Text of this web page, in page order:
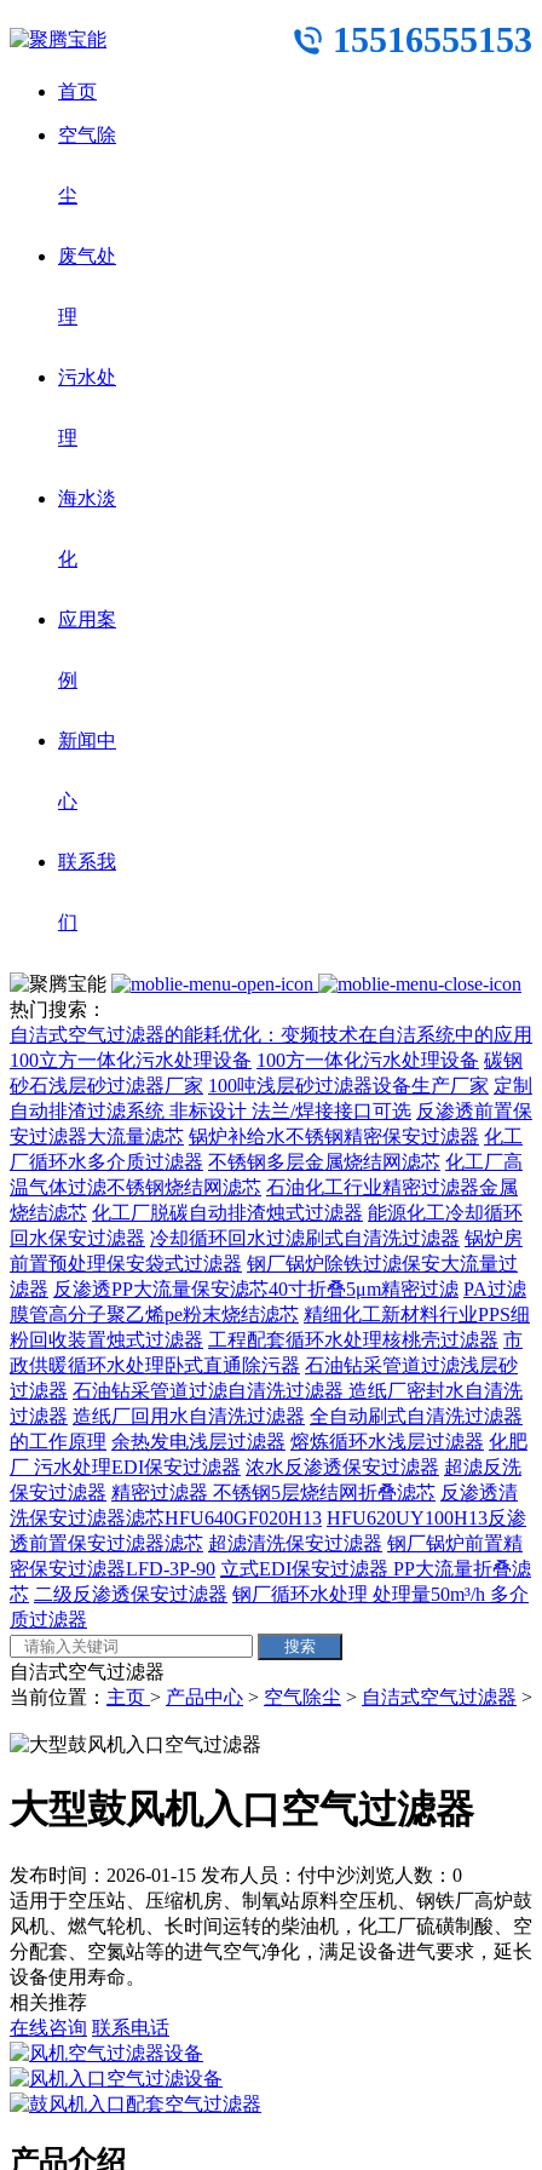
15516555153
首页
空气除
尘
废气处
理
污水处
理
海水淡
化
应用案
例
新闻中
心
联系我
们
热门搜索：
自洁式空气过滤器的能耗优化：变频技术在自洁系统中的应用
100立方一体化污水处理设备 100方一体化污水处理设备 碳钢
砂石浅层砂过滤器厂家 100吨浅层砂过滤器设备生产厂家 定制
自动排渣过滤系统 非标设计 法兰/焊接接口可选‌ 反渗透前置保
安过滤器大流量滤芯 锅炉补给水不锈钢精密保安过滤器 化工
厂循环水多介质过滤器 不锈钢多层金属烧结网滤芯 化工厂高
温气体过滤不锈钢烧结网滤芯 石油化工行业精密过滤器金属
烧结滤芯 化工厂脱碳自动排渣烛式过滤器 能源化工冷却循环
回水保安过滤器 冷却循环回水过滤刷式自清洗过滤器 锅炉房
前置预处理保安袋式过滤器 钢厂锅炉除铁过滤保安大流量过
滤器 反渗透PP大流量保安滤芯40寸折叠5μm精密过滤 PA过滤
膜管高分子聚乙烯pe粉末烧结滤芯 精细化工新材料行业PPS细
粉回收装置烛式过滤器 工程配套循环水处理核桃壳过滤器 市
政供暖循环水处理卧式直通除污器 石油钻采管道过滤浅层砂
过滤器 石油钻采管道过滤自清洗过滤器 造纸厂密封水自清洗
过滤器 造纸厂回用水自清洗过滤器 全自动刷式自清洗过滤器
的工作原理 余热发电浅层过滤器 熔炼循环水浅层过滤器 化肥
厂 污水处理EDI保安过滤器 浓水反渗透保安过滤器 超滤反洗
保安过滤器 精密过滤器 不锈钢5层烧结网折叠滤芯 反渗透清
洗保安过滤器滤芯HFU640GF020H13 HFU620UY100H13反渗
透前置保安过滤器滤芯 超滤清洗保安过滤器 钢厂锅炉前置精
密保安过滤器LFD-3P-90 立式EDI保安过滤器 PP大流量折叠滤
芯 二级反渗透保安过滤器 钢厂循环水处理 处理量50m³/h 多介
质过滤器
自洁式空气过滤器
当前位置： 主页 > 产品中心 > 空气除尘 > 自洁式空气过滤器 >
大型鼓风机入口空气过滤器
发布时间：2026-01-15 发布人员：付中沙浏览人数： 0
适用于空压站、压缩机房、制氧站原料空压机、钢铁厂高炉鼓
风机、燃气轮机、长时间运转的柴油机，化工厂硫磺制酸、空
分配套、空氮站等的进气空气净化，满足设备进气要求，延长
设备使用寿命。
相关推荐
在线咨询 联系电话
产品介绍